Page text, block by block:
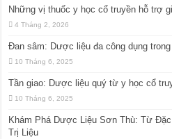
Những vị thuốc y học cổ truyền hỗ trợ
4 Tháng 2, 2026
Đan sâm: Dược liệu đa công dụng
10 Tháng 6, 2025
Tần giao: Dược liệu quý từ y học cổ
10 Tháng 6, 2025
Khám Phá Dược Liệu Sơn Thù: Từ
Trị Liệu